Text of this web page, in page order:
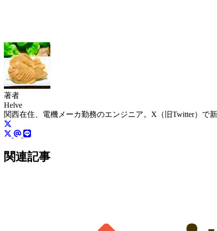
著者
Helve
関西在住、電機メーカ勤務のエンジニア。X（旧Twitter）で
関連記事